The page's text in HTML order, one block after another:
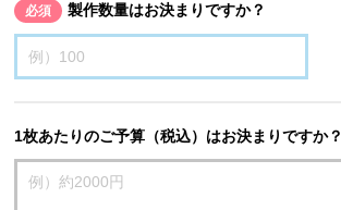
必須 製作数量はお決まりですか？
1枚あたりのご予算（税込）はお決まりですか？